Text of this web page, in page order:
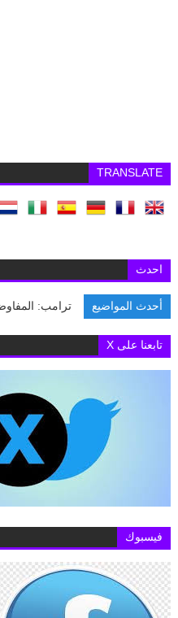
TRANSLATE
احدث
أحدث المواضيع
تابعنا على X
فيسبوك